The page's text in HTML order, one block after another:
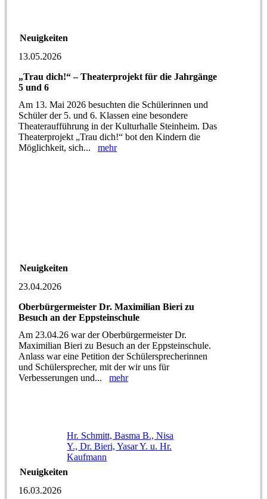
Neuigkeiten
13.05.2026
„Trau dich!“ – Theaterprojekt für die Jahrgänge
5 und 6
Am 13. Mai 2026 besuchten die Schülerinnen und
Schüler der 5. und 6. Klassen eine besondere
Theateraufführung in der Kulturhalle Steinheim. Das
Theaterprojekt „Trau dich!“ bot den Kindern die
Möglichkeit, sich...mehr
Neuigkeiten
23.04.2026
Oberbürgermeister Dr. Maximilian Bieri zu
Besuch an der Eppsteinschule
Am 23.04.26 war der Oberbürgermeister Dr.
Maximilian Bieri zu Besuch an der Eppsteinschule.
Anlass war eine Petition der Schülersprecherinnen
und Schülersprecher, mit der wir uns für
Verbesserungen und...mehr
Hr. Schmitt, Basma B., Nisa
Y., Dr. Bieri, Yasar Y. u. Hr.
Kaufmann
Neuigkeiten
16.03.2026